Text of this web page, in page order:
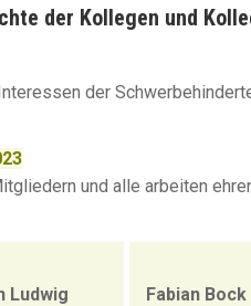
der Kollegen und
der
und alle arbeiten
Ludwig
Fabian Bock